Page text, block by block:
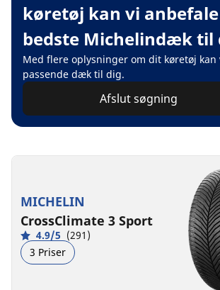
køretøj kan vi
bedste Michelindæk til
Med flere oplysninger om dit køretøj kan
passende dæk til dig.
Afslut søgning
MICHELIN
CrossClimate 3 Sport
4.9/5 (291)
3 Priser